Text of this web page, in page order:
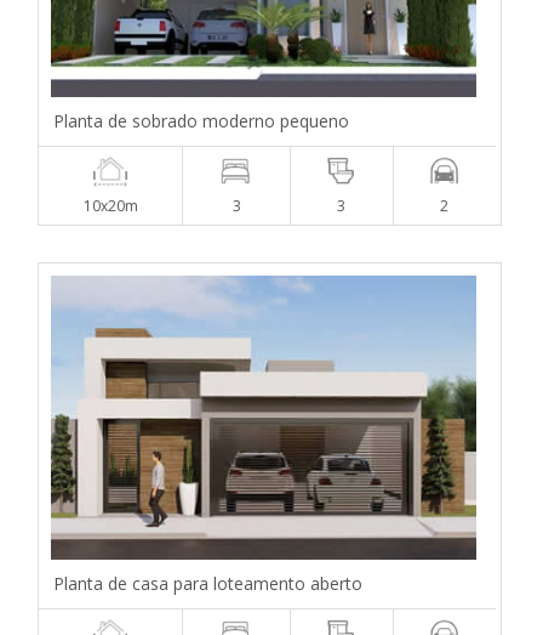
Planta de sobrado moderno pequeno
10x20m 3 3 2
Planta de casa para loteamento aberto